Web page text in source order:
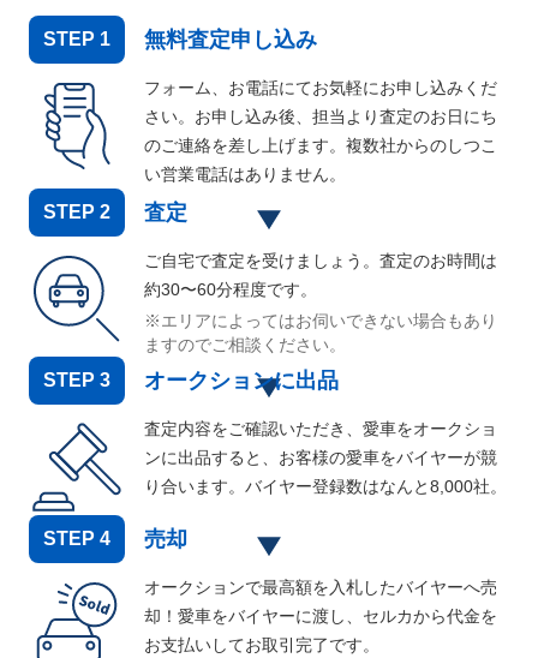
STEP 1 無料査定申し込み
フォーム、お電話にてお気軽にお申し込みくだ
さい。お申し込み後、担当より査定のお日にち
のご連絡を差し上げます。複数社からのしつこ
い営業電話はありません。
STEP 2 査定
ご自宅で査定を受けましょう。査定のお時間は
約30〜60分程度です。
※エリアによってはお伺いできない場合もあり
ますのでご相談ください。
STEP 3 オークションに出品
査定内容をご確認いただき、愛車をオークショ
ンに出品すると、お客様の愛車をバイヤーが競
り合います。バイヤー登録数はなんと8,000社。
STEP 4 売却
オークションで最高額を入札したバイヤーへ売
却！愛車をバイヤーに渡し、セルカから代金を
お支払いしてお取引完了です。